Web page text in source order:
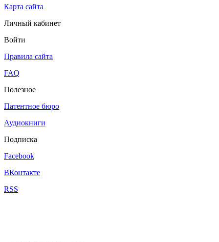
Карта сайта
Личный кабинет
Войти
Правила сайта
FAQ
Полезное
Патентное бюро
Аудиокниги
Подписка
Facebook
ВКонтакте
RSS